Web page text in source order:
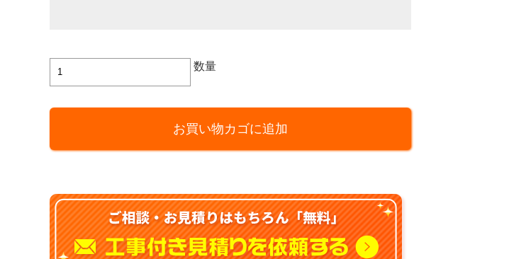
数量
TOTO
ネ
ス
ト
LS(LS1)
CES9810
お買い物カゴに追加